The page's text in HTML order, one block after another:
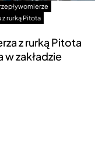
z rurką Pitota
z rurką Pitota
zakładzie